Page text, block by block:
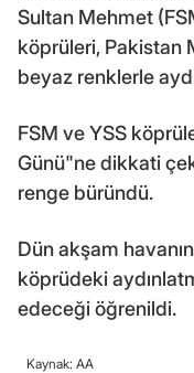
Sultan Mehmet
köprüleri, Pakistan
beyaz renklerle
FSM ve YSS
Günü"ne dikkati
renge büründü.
Dün akşam
köprüdeki
edeceği öğrenildi.
Kaynak: AA